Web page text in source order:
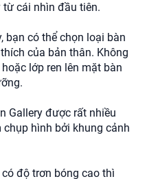
cái nhìn đầu tiên.
bạn có thể chọn loại bàn
của bản thân. Không
lớp ren lên mặt bàn
Gallery được rất nhiều
hình bởi khung cảnh
độ trơn bóng cao thì